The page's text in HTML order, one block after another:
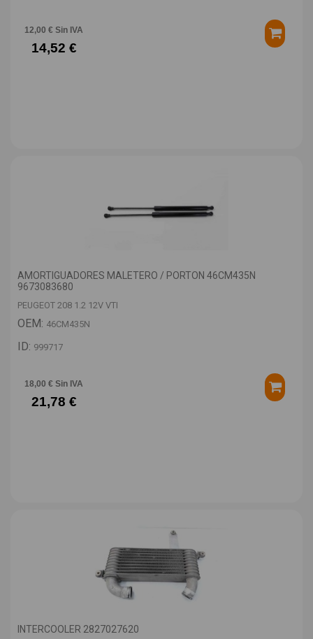
12,00 € Sin IVA
14,52 €
AMORTIGUADORES MALETERO / PORTON 46CM435N
9673083680
PEUGEOT 208 1.2 12V VTI
OEM: 46CM435N
ID: 999717
18,00 € Sin IVA
21,78 €
INTERCOOLER 2827027620